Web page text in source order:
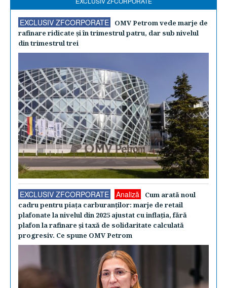
EXCLUSIV ZFCORPORATE
OMV Petrom vede marje de
rafinare ridicate şi în trimestrul patru, dar sub nivelul
din trimestrul trei
EXCLUSIV ZFCORPORATE Analiză
Cum arată noul
cadru pentru piaţa carburanţilor: marje de retail
plafonate la nivelul din 2025 ajustat cu inflaţia, fără
plafon la rafinare şi taxă de solidaritate calculată
progresiv. Ce spune OMV Petrom